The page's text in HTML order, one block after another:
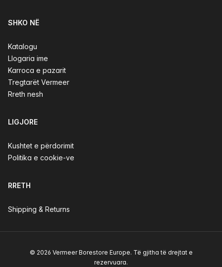
SHKO NË
Katalogu
Llogaria ime
Karroca e pazarit
Tregtarët Vermeer
Rreth nesh
LIGJORE
Kushtet e përdorimit
Politika e cookie-ve
RRETH
Shipping & Returns
© 2026 Vermeer Borestore Europe. Të gjitha të drejtat e
rezervuara.